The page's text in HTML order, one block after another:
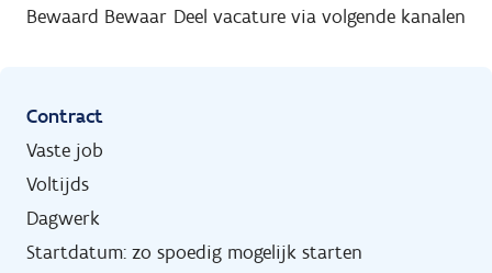
Bewaard Bewaar Deel vacature via volgende kanalen
Contract
Vaste job
Voltijds
Dagwerk
Startdatum: zo spoedig mogelijk starten